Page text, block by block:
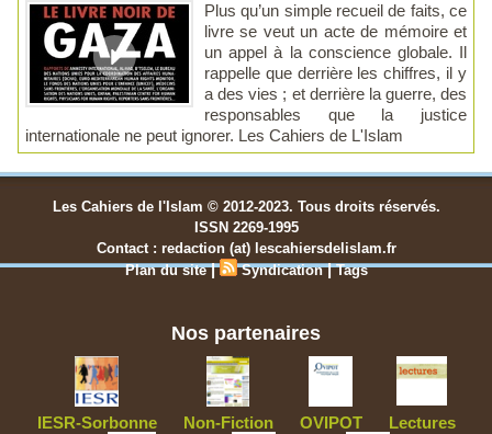
Plus qu’un simple recueil de faits, ce
livre se veut un acte de mémoire et
un appel à la conscience globale. Il
rappelle que derrière les chiffres, il y
a des vies ; et derrière la guerre, des
responsables que la justice
internationale ne peut ignorer. Les Cahiers de L'Islam
Les Cahiers de l'Islam © 2012-2023. Tous droits réservés.
ISSN 2269-1995
Contact : redaction (at) lescahiersdelislam.fr
Plan du site | Syndication |Tags
Nos partenaires
IESR-Sorbonne Non-Fiction OVIPOT Lectures